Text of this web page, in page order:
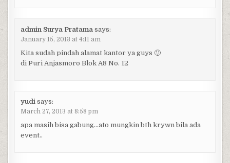
admin Surya Pratama says:
January 15, 2013 at 4:11 am
Kita sudah pindah alamat kantor ya guys 🙂
di Puri Anjasmoro Blok A8 No. 12
yudi says:
March 27, 2013 at 8:58 pm
apa masih bisa gabung…ato mungkin bth krywn bila ada
event..